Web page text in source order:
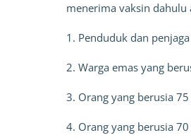
menerima vaksin
1. Penduduk dan
2. Warga emas yang
3. Orang yang berusia
4. Orang yang berusia